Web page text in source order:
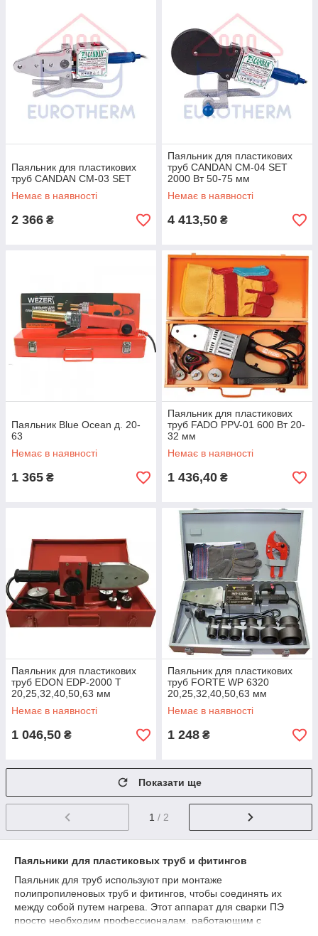
Паяльник для пластикових
труб CANDAN CM-03 SET
Немає в наявності
2 366 ₴
Паяльник для пластикових
труб CANDAN CM-04 SET
2000 Вт 50-75 мм
Немає в наявності
4 413,50 ₴
Паяльник Blue Ocean д. 20-
63
Немає в наявності
1 365 ₴
Паяльник для пластикових
труб FADO PPV-01 600 Вт 20-
32 мм
Немає в наявності
1 436,40 ₴
Паяльник для пластикових
труб EDON EDP-2000 T
20,25,32,40,50,63 мм
Немає в наявності
1 046,50 ₴
Паяльник для пластикових
труб FORTE WP 6320
20,25,32,40,50,63 мм
Немає в наявності
1 248 ₴
Показати ще
1 / 2
Паяльники для пластиковых труб и фитингов
Паяльник для труб используют при монтаже
полипропиленовых труб и фитингов, чтобы соединять их
между собой путем нагрева. Этот аппарат для сварки ПЭ
просто необходим профессионалам, работающим с